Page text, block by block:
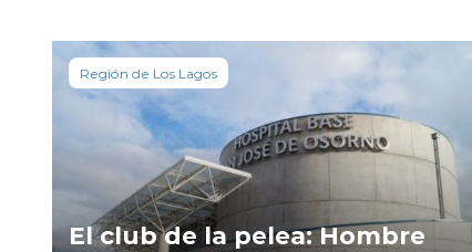
Región de Los Lagos
El club de la pelea: Hombre